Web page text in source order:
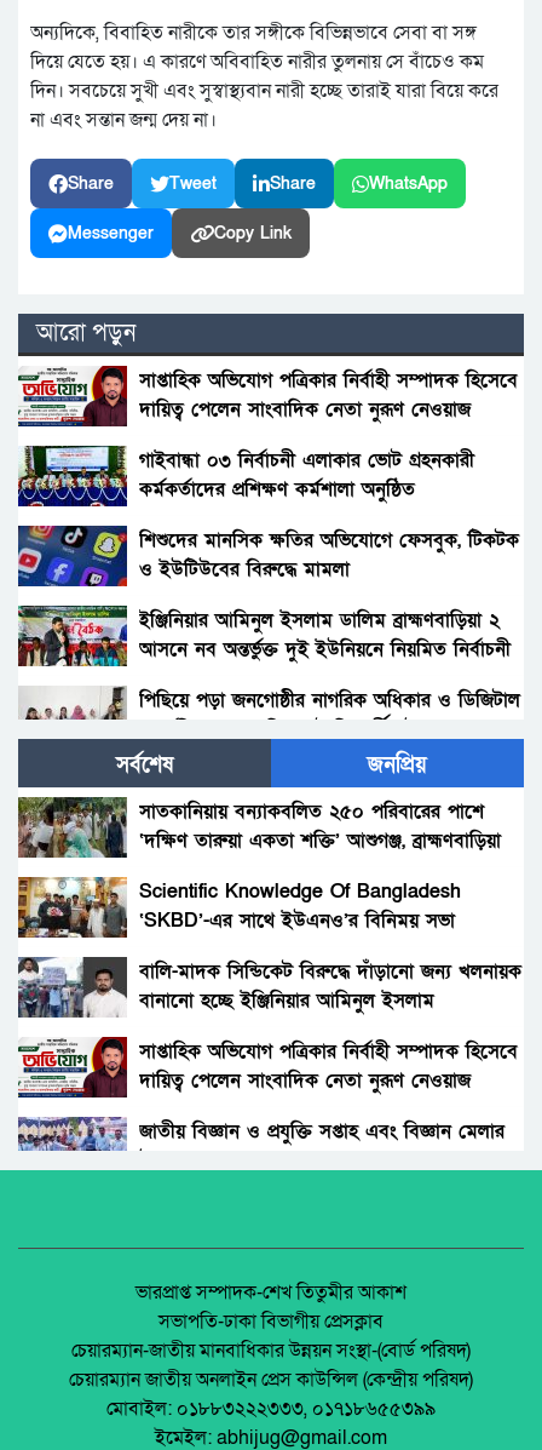
অন্যদিকে, বিবাহিত নারীকে তার সঙ্গীকে বিভিন্নভাবে সেবা বা সঙ্গ
দিয়ে যেতে হয়। এ কারণে অবিবাহিত নারীর তুলনায় সে বাঁচেও কম
দিন। সবচেয়ে সুখী এবং সুস্বাস্থ্যবান নারী হচ্ছে তারাই যারা বিয়ে করে
না এবং সন্তান জন্ম দেয় না।
Share Tweet Share WhatsApp
Messenger Copy Link
আরো পড়ুন
সাপ্তাহিক অভিযোগ পত্রিকার নির্বাহী সম্পাদক হিসেবে
দায়িত্ব পেলেন সাংবাদিক নেতা নুরূণ নেওয়াজ
গাইবান্ধা ০৩ নির্বাচনী এলাকার ভোট গ্রহনকারী
কর্মকর্তাদের প্রশিক্ষণ কর্মশালা অনুষ্ঠিত
শিশুদের মানসিক ক্ষতির অভিযোগে ফেসবুক, টিকটক
ও ইউটিউবের বিরুদ্ধে মামলা
ইঞ্জিনিয়ার আমিনুল ইসলাম ডালিম ব্রাহ্মণবাড়িয়া ২
আসনে নব অন্তর্ভুক্ত দুই ইউনিয়নে নিয়মিত নির্বাচনী
পিছিয়ে পড়া জনগোষ্ঠীর নাগরিক অধিকার ও ডিজিটাল
সবজির বাজারে স্বস্তি, স্থিতিশীল মাছ ও মাংসের দাম
হয়রানি, মাহমুদুল কবির নয়ন ও বিপ্লবের শেষ
কোথায়?
স্মৃতি পদক-২০২৪”প্রদান
প্রায় অর্ধ শতাব্দী পরে বিরল এক সূর্যগ্রহণের সাক্ষী
হতে চলেছে বিশ্ব
ফোল্ডিং ফোন আনতে যাচ্ছে ‘অ্যাপল’
মেসেঞ্জারে পাঠানো মেসেজ এডিট করা যাবে।
ফেসবুকের কয়েকটি প্রজন্ম…
সর্বশেষ জনপ্রিয়
সাতকানিয়ায় বন্যাকবলিত ২৫০ পরিবারের পাশে
‘দক্ষিণ তারুয়া একতা শক্তি’ আশুগঞ্জ, ব্রাহ্মণবাড়িয়া
Scientific Knowledge Of Bangladesh
‘SKBD’-এর সাথে ইউএনও’র বিনিময় সভা
বালি-মাদক সিন্ডিকেট বিরুদ্ধে দাঁড়ানো জন্য খলনায়ক
বানানো হচ্ছে ইঞ্জিনিয়ার আমিনুল ইসলাম
সাপ্তাহিক অভিযোগ পত্রিকার নির্বাহী সম্পাদক হিসেবে
দায়িত্ব পেলেন সাংবাদিক নেতা নুরূণ নেওয়াজ
জাতীয় বিজ্ঞান ও প্রযুক্তি সপ্তাহ এবং বিজ্ঞান মেলার
জেলা আইন-শৃৃঙ্খলা কমিটির মাসিক সভা অনুষ্ঠিত।
পলাশবাড়ীতে এমইপি গ্রুপের মতবিনিময় সভা
অনুষ্ঠিত।
ভারপ্রাপ্ত সম্পাদক-শেখ তিতুমীর আকাশ
সভাপতি-ঢাকা বিভাগীয় প্রেসক্লাব
চেয়ারম্যান-জাতীয় মানবাধিকার উন্নয়ন সংস্থা-(বোর্ড পরিষদ)
চেয়ারম্যান জাতীয় অনলাইন প্রেস কাউন্সিল (কেন্দ্রীয় পরিষদ)
মোবাইল: ০১৮৮৩২২২৩৩৩, ০১৭১৮৬৫৫৩৯৯
ইমেইল: abhijug@gmail.com